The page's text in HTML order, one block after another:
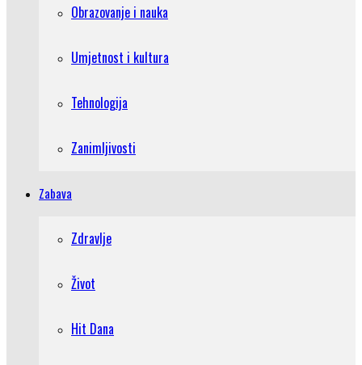
Obrazovanje i nauka
Umjetnost i kultura
Tehnologija
Zanimljivosti
Zabava
Zdravlje
Život
Hit Dana